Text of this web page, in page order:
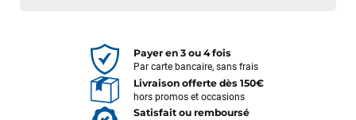
Payer en 3 ou 4 fois
Par carte bancaire, sans frais
Livraison offerte dès 150€
hors promos et occasions
Satisfait ou remboursé